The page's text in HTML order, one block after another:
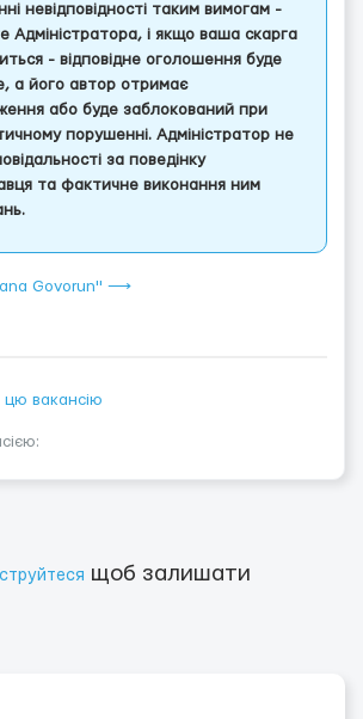
невідповідності таким вимогам -
Адміністратора, і якщо ваша скарга
- відповідне оголошення буде
а його автор отримає
або буде заблокований при
порушенні. Адміністратор не
за поведінку
та фактичне виконання ним
Govorun" ⟶
цю вакансію
щоб залишати